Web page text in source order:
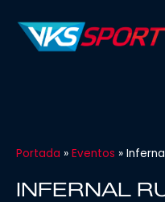
Portada » Eventos »
INFERNAL